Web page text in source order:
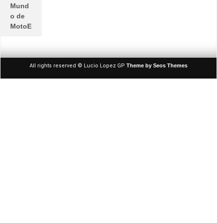
Mund
o de
MotoE
All rights reserved © Lucio Lopez GP Theme by Seos Themes